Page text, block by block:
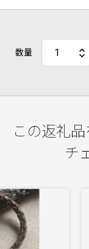
数量
この返礼
チ